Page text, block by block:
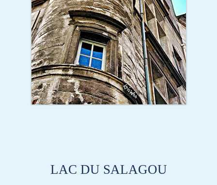
LAC DU SALAGOU